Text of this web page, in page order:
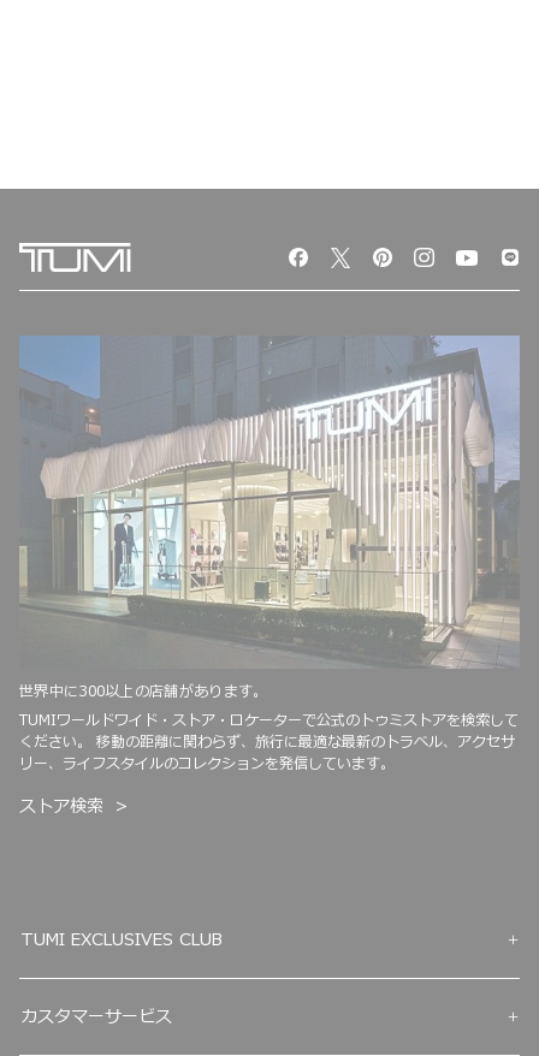
世界中に300以上の店舗があります。
TUMIワールドワイド・ストア・ロケーターで公式のトゥミストアを検索して
ください。 移動の距離に関わらず、旅行に最適な最新のトラベル、アクセサ
リー、ライフスタイルのコレクションを発信しています。
ストア検索
TUMI EXCLUSIVES CLUB
カスタマーサービス